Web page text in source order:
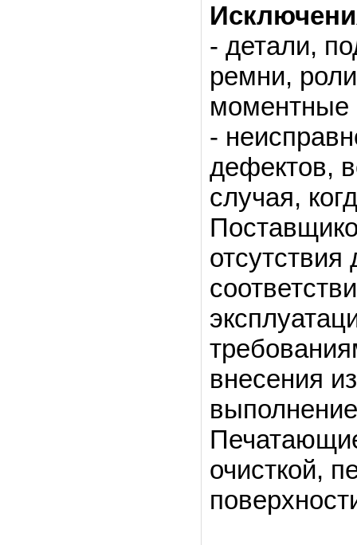
- детали,
ремни,
моментные
-
дефектов,
случая,
отсутствия
внесения
очисткой,